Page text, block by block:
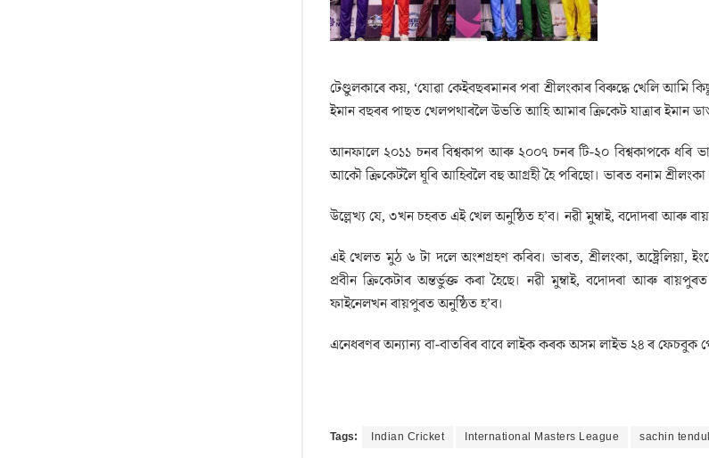
টেণ্ডুলকাৰে কয়, ‘যোৱা কেইবছৰমানৰ পৰা শ্ৰীলংকাৰ বিৰুদ্ধে খেলি আমি
ইমান বছৰৰ পাছত খেলপথাৰলৈ উভতি আহি আমাৰ ক্ৰিকেট যাত্ৰাৰ ইমান
আনফালে ২০১১ চনৰ বিশ্বকাপ আৰু ২০০৭ চনৰ টি-২০ বিশ্বকাপকে ধৰি
আকৌ ক্ৰিকেটলৈ ঘূৰি আহিবলৈ বহু আগ্ৰহী হৈ পৰিছো। ভাৰত বনাম
উল্লেখ্য যে, ৩খন চহৰত এই খেল অনুষ্ঠিত হ’ব। নৱী মুম্বাই, বদোদৰা আৰু
এই খেলত মুঠ ৬ টা দলে অংশগ্ৰহণ কৰিব। ভাৰত, শ্ৰীলংকা, অষ্ট্ৰেলিয়া,
প্ৰবীন ক্ৰিকেটাৰ অন্তৰ্ভুক্ত কৰা হৈছে। নৱী মুম্বাই, বদোদৰা আৰু
ফাইনেলখন ৰায়পুৰত অনুষ্ঠিত হ’ব।
এনেধৰণৰ অন্যান্য বা-বাতৰিৰ বাবে লাইক কৰক অসম লাইভ ২৪ ৰ ফেচবুক
Tags: Indian Cricket International Masters League sachin